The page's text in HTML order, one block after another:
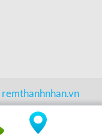
remthanhnhan.vn